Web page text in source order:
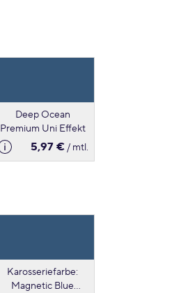
Deep Ocean
Premium Uni Effekt
5,97 €/ mtl.
Karosseriefarbe:
Magnetic Blue